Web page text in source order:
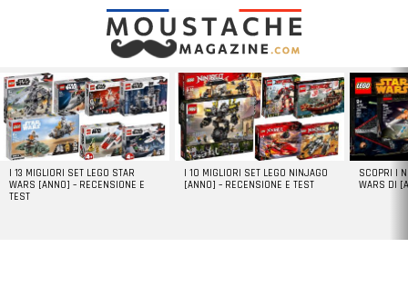
LATEST
STORIES
I 13 MIGLIORI SET LEGO STAR
WARS [ANNO] – RECENSIONE E
TEST
I 10 MIGLIORI SET LEGO NINJAGO
[ANNO] – RECENSIONE E TEST
SCOPRI I
WARS DI